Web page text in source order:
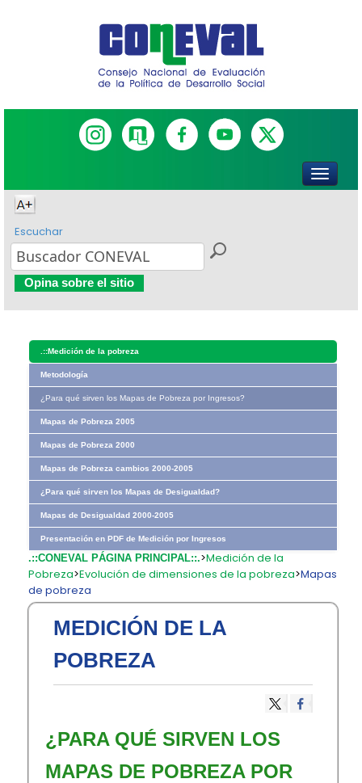
Escuchar
Opina sobre el sitio
.::Medición de la pobreza
Metodología
¿Para qué sirven los Mapas de Pobreza por Ingresos?
Mapas de Pobreza 2005
Mapas de Pobreza 2000
Mapas de Pobreza cambios 2000-2005
¿Para qué sirven los Mapas de Desigualdad?
Mapas de Desigualdad 2000-2005
Presentación en PDF de Medición por Ingresos
.::CONEVAL PÁGINA PRINCIPAL::.>Medición de la
Pobreza>Evolución de dimensiones de la pobreza>Mapas
de pobreza
MEDICIÓN DE LA
POBREZA
¿PARA QUÉ SIRVEN LOS
MAPAS DE POBREZA POR